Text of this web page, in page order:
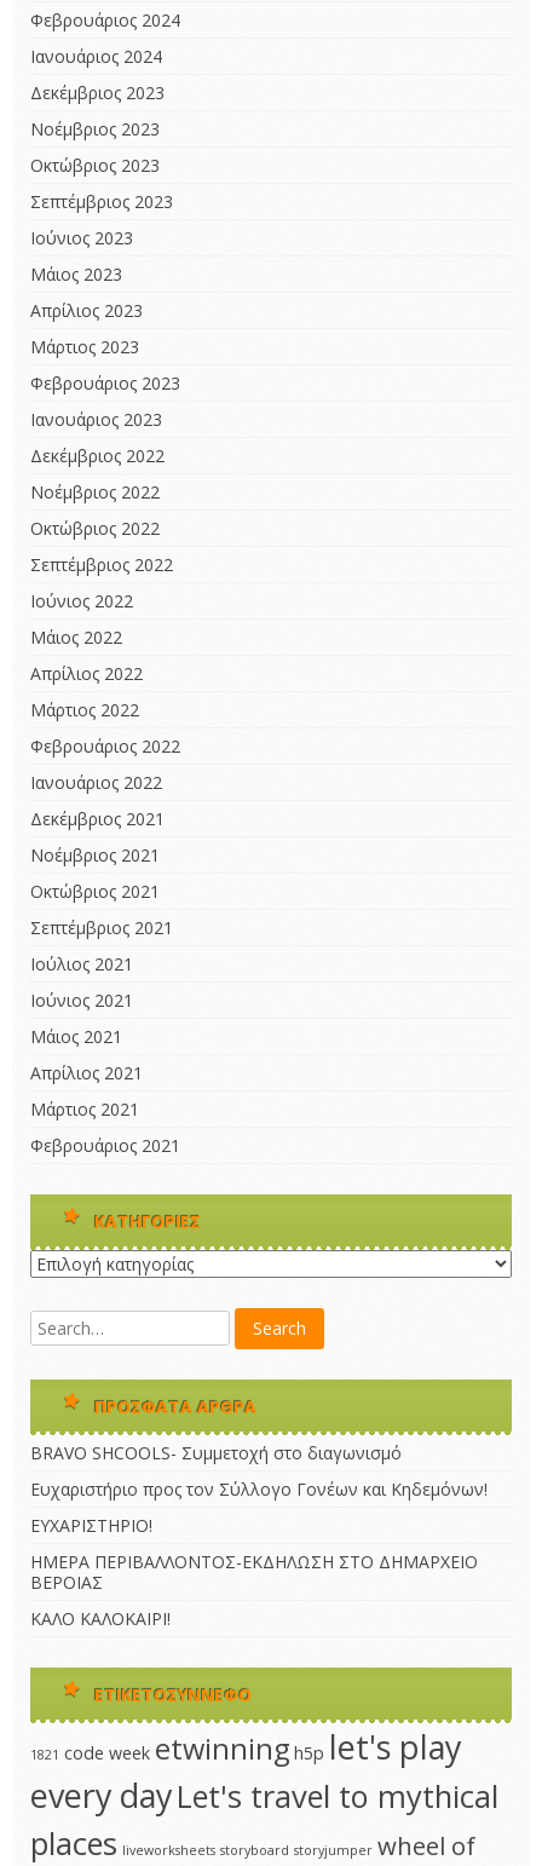
Φεβρουάριος 2024
Ιανουάριος 2024
Δεκέμβριος 2023
Νοέμβριος 2023
Οκτώβριος 2023
Σεπτέμβριος 2023
Ιούνιος 2023
Μάιος 2023
Απρίλιος 2023
Μάρτιος 2023
Φεβρουάριος 2023
Ιανουάριος 2023
Δεκέμβριος 2022
Νοέμβριος 2022
Οκτώβριος 2022
Σεπτέμβριος 2022
Ιούνιος 2022
Μάιος 2022
Απρίλιος 2022
Μάρτιος 2022
Φεβρουάριος 2022
Ιανουάριος 2022
Δεκέμβριος 2021
Νοέμβριος 2021
Οκτώβριος 2021
Σεπτέμβριος 2021
Ιούλιος 2021
Ιούνιος 2021
Μάιος 2021
Απρίλιος 2021
Μάρτιος 2021
Φεβρουάριος 2021
KΑΤΗΓΟΡΊΕΣ
Kατηγορίες
ΠΡΌΣΦΑΤΑ ΆΡΘΡΑ
BRAVO SHCOOLS- Συμμετοχή στο διαγωνισμό
Ευχαριστήριο προς τον Σύλλογο Γονέων και Κηδεμόνων!
ΕΥΧΑΡΙΣΤΗΡΙΟ!
ΗΜΕΡΑ ΠΕΡΙΒΑΛΛΟΝΤΟΣ-ΕΚΔΗΛΩΣΗ ΣΤΟ ΔΗΜΑΡΧΕΙΟ
ΒΕΡΟΙΑΣ
ΚΑΛΟ ΚΑΛΟΚΑΙΡΙ!
ΕΤΙΚΕΤΟΣΎΝΝΕΦΟ
1821 code week etwinning h5p let's play
every dayLet's travel to mythical
places liveworksheets storyboard storyjumper wheel of